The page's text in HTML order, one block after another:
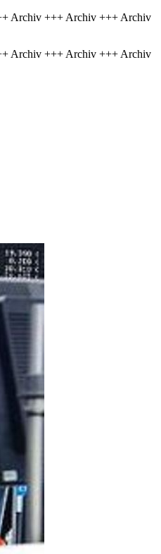
Archiv +++ Archiv +++ Archiv
Archiv +++ Archiv +++ Archiv